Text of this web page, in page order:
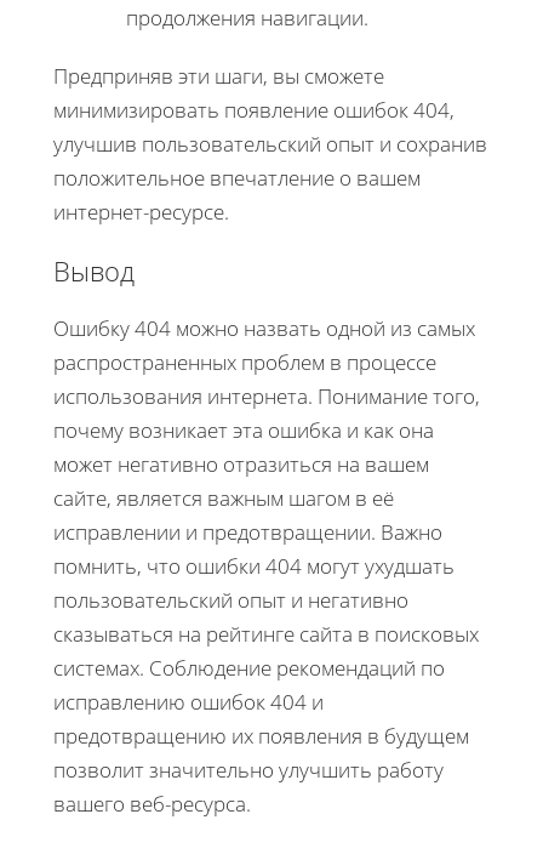
продолжения навигации.
Предприняв эти шаги, вы сможете
минимизировать появление ошибок 404,
улучшив пользовательский опыт и сохранив
положительное впечатление о вашем
интернет-ресурсе.
Вывод
Ошибку 404 можно назвать одной из самых
распространенных проблем в процессе
использования интернета. Понимание того,
почему возникает эта ошибка и как она
может негативно отразиться на вашем
сайте, является важным шагом в её
исправлении и предотвращении. Важно
помнить, что ошибки 404 могут ухудшать
пользовательский опыт и негативно
сказываться на рейтинге сайта в поисковых
системах. Соблюдение рекомендаций по
исправлению ошибок 404 и
предотвращению их появления в будущем
позволит значительно улучшить работу
вашего веб-ресурса.